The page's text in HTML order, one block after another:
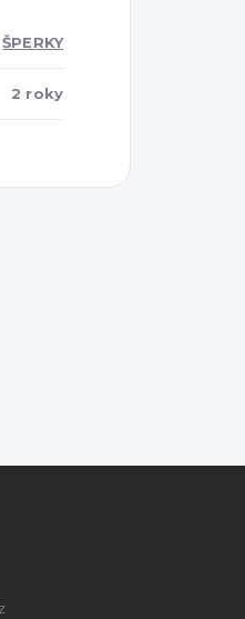
ŠPERKY
2 roky